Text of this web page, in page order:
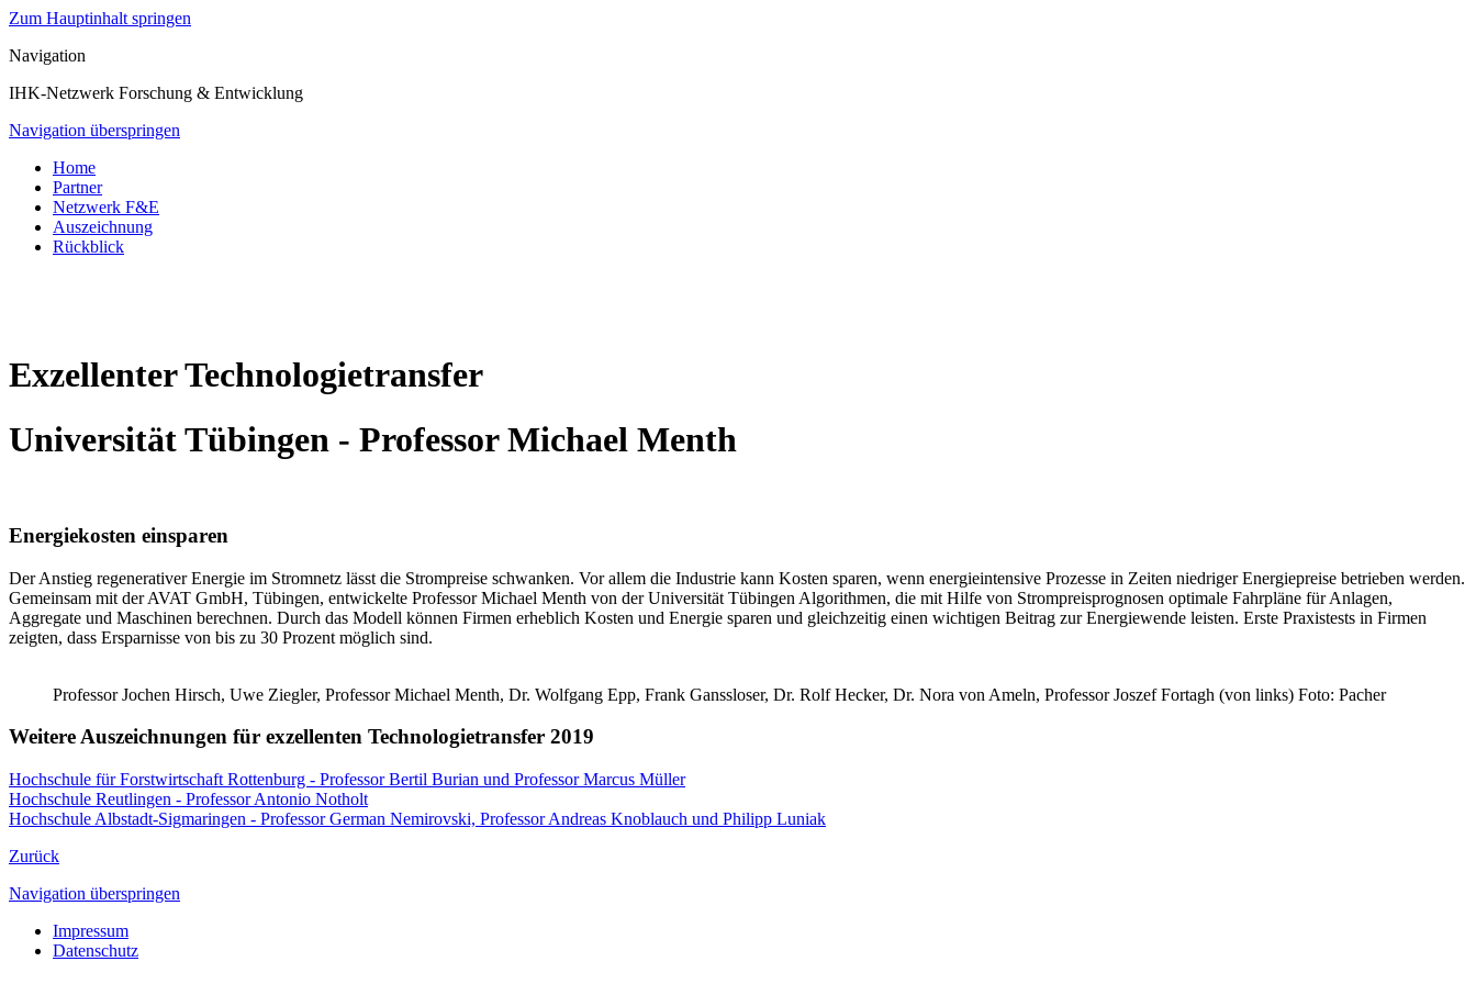
Zum Hauptinhalt springen
Navigation
IHK-Netzwerk Forschung & Entwicklung
Navigation überspringen
Home
Partner
Netzwerk F&E
Auszeichnung
Rückblick
Exzellenter Technologietransfer
Universität Tübingen - Professor Michael Menth
Energiekosten einsparen
Der Anstieg regenerativer Energie im Stromnetz lässt die Strompreise schwanken. Vor allem die Industrie kann Kosten sparen, wenn energieintensive Prozesse in Zeiten niedriger Energiepreise betrieben werden.
Gemeinsam mit der AVAT GmbH, Tübingen, entwickelte Professor Michael Menth von der Universität Tübingen Algorithmen, die mit Hilfe von Strompreisprognosen optimale Fahrpläne für Anlagen,
Aggregate und Maschinen berechnen. Durch das Modell können Firmen erheblich Kosten und Energie sparen und gleichzeitig einen wichtigen Beitrag zur Energiewende leisten. Erste Praxistests in Firmen
zeigten, dass Ersparnisse von bis zu 30 Prozent möglich sind.
Professor Jochen Hirsch, Uwe Ziegler, Professor Michael Menth, Dr. Wolfgang Epp, Frank Ganssloser, Dr. Rolf Hecker, Dr. Nora von Ameln, Professor Joszef Fortagh (von links) Foto: Pacher
Weitere Auszeichnungen für exzellenten Technologietransfer 2019
Hochschule für Forstwirtschaft Rottenburg - Professor Bertil Burian und Professor Marcus Müller
Hochschule Reutlingen - Professor Antonio Notholt
Hochschule Albstadt-Sigmaringen - Professor German Nemirovski, Professor Andreas Knoblauch und Philipp Luniak
Zurück
Navigation überspringen
Impressum
Datenschutz